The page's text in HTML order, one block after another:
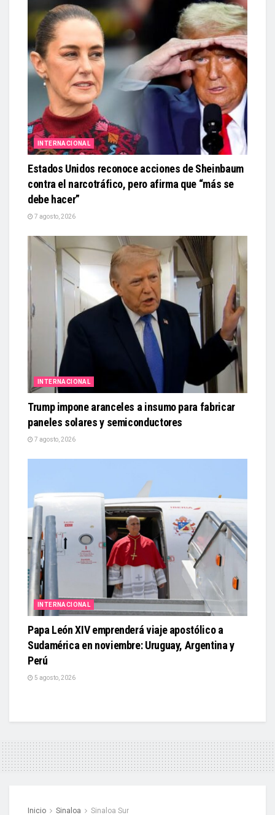
INTERNACIONAL
Estados Unidos reconoce acciones de Sheinbaum
contra el narcotráfico, pero afirma que “más se
debe hacer”
7 agosto, 2026
INTERNACIONAL
Trump impone aranceles a insumo para fabricar
paneles solares y semiconductores
7 agosto, 2026
INTERNACIONAL
Papa León XIV emprenderá viaje apostólico a
Sudamérica en noviembre: Uruguay, Argentina y
Perú
5 agosto, 2026
Inicio Sinaloa Sinaloa Sur